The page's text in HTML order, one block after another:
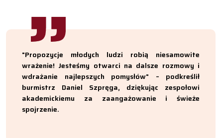
"Propozycje młodych ludzi robią niesamowite
wrażenie! Jesteśmy otwarci na dalsze rozmowy i
wdrażanie najlepszych pomysłów" – podkreślił
burmistrz Daniel Szpręga, dziękując zespołowi
akademickiemu za zaangażowanie i świeże
spojrzenie.